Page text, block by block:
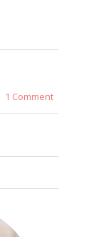
1 Comment